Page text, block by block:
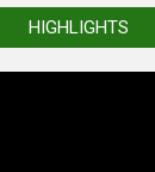
HIGHLIGHTS